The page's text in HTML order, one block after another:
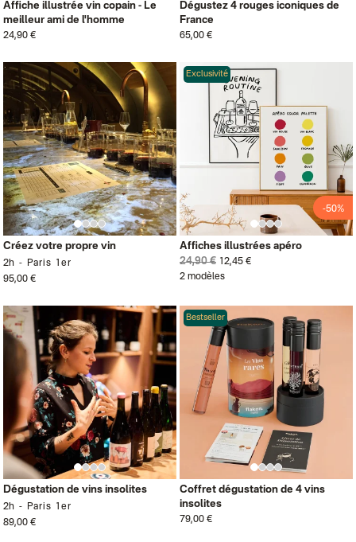
Affiche illustrée vin copain - Le
meilleur ami de l'homme
24,90 €
Dégustez 4 rouges iconiques de
France
65,00 €
Créez votre propre vin
2h
Paris 1er
95,00 €
Exclusivité
-50%
Affiches illustrées apéro
24,90 € 12,45 €
2 modèles
Dégustation de vins insolites
2h
Paris 1er
89,00 €
Bestseller
Coffret dégustation de 4 vins
insolites
79,00 €